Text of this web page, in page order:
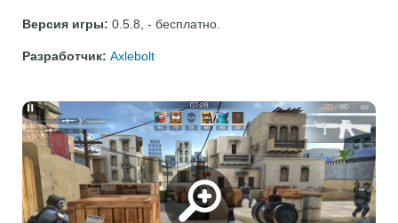
Версия игры: 0.5.8 - бесплатно
Разработчик: Axlebolt